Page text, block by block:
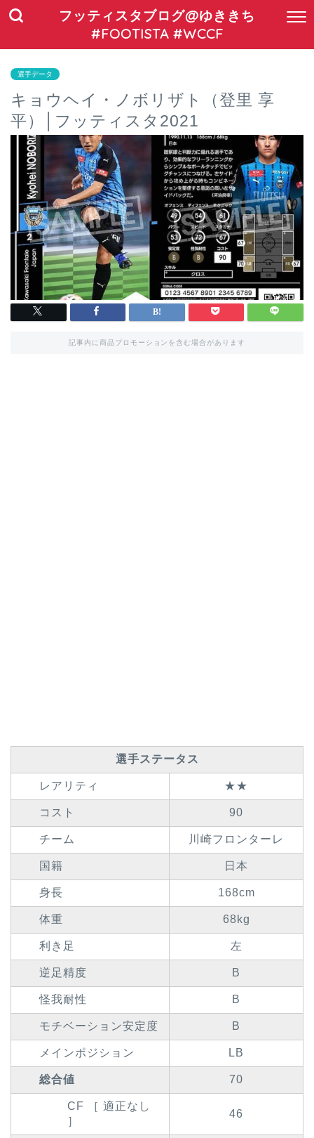
フッティスタブログ@ゆききち
#FOOTISTA #WCCF
選手データ
キョウヘイ・ノボリザト（登里 享
平）│フッティスタ2021
記事内に商品プロモーションを含む場合があります
選手ステータス
レアリティ ★★
コスト 90
チーム 川崎フロンターレ
国籍 日本
身長 168cm
体重 68kg
利き足 左
逆足精度 B
怪我耐性 B
モチベーション安定度 B
メインポジション LB
総合値 70
CF ［ 適正なし
］
46